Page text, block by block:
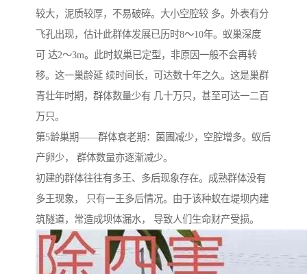
较大，泥质较厚，不易破碎。大小空腔较 多。外表有分
飞孔出现，估计此群体发展已历时8～10年。蚁巢深度
可 达2～3m。此时蚁巢已定型，非原因一般不会再转
移。这一巢龄延 续时间长，可达数十年之久。这是巢群
青壮年时期，群体数量少有 几十万只，甚至可达一二百
万只。
第5龄巢期——群体衰老期：菌圃减少，空腔增多。蚁后
产卵少， 群体数量亦逐渐减少。
初建的群体往往有多王、多后现象存在。成熟群体没有
多王现象， 只有一王多后情况。由于该种蚁在堤坝内建
筑隧道，常造成坝体漏水， 导致人们生命财产受损。